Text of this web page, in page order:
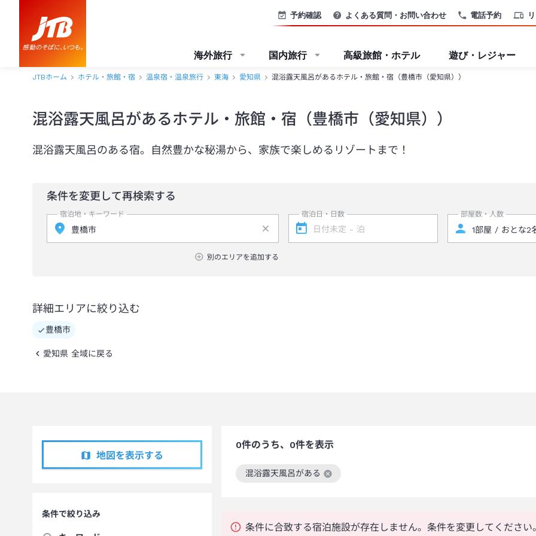
電話予約
予約確認 よくある質問・お問い合わせ
海外旅行 国内旅行 高級旅館・ホテル 遊び・レジャー
JTBホーム ホテル・旅館・宿 温泉宿・温泉旅行 東海 愛知県 混浴露天風呂があるホテル・旅館・宿（豊橋市（愛知県））
混浴露天風呂があるホテル・旅館・宿（豊橋市（愛知県））
混浴露天風呂のある宿。自然豊かな秘湯から、家族で楽しめるリゾートまで！
条件を変更して再検索する
宿泊地・キーワード
別のエリアを追加する
宿泊日・日数 部屋数・人数
詳細エリアに絞り込む
豊橋市
愛知県 全域に戻る
地図を表示する
条件で絞り込み
0件のうち、0件を表示
混浴露天風呂がある
この絞り込み条件を解除
条件に合致する宿泊施設が存在しません。条件を変更してください